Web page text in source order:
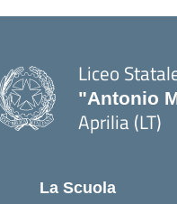
Liceo
"Antonio
Aprilia (LT)
La Scuola